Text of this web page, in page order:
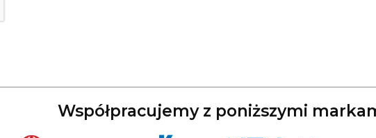
Współpracujemy z poniższymi